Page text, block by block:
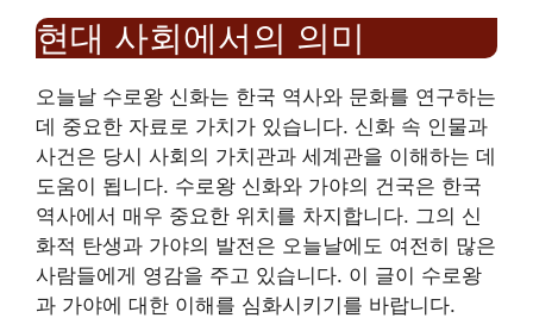
현대 사회에서의 의미
오늘날 수로왕 신화는 한국 역사와 문화를 연구하는
데 중요한 자료로 가치가 있습니다. 신화 속 인물과
사건은 당시 사회의 가치관과 세계관을 이해하는 데
도움이 됩니다. 수로왕 신화와 가야의 건국은 한국
역사에서 매우 중요한 위치를 차지합니다. 그의 신
화적 탄생과 가야의 발전은 오늘날에도 여전히 많은
사람들에게 영감을 주고 있습니다. 이 글이 수로왕
과 가야에 대한 이해를 심화시키기를 바랍니다.